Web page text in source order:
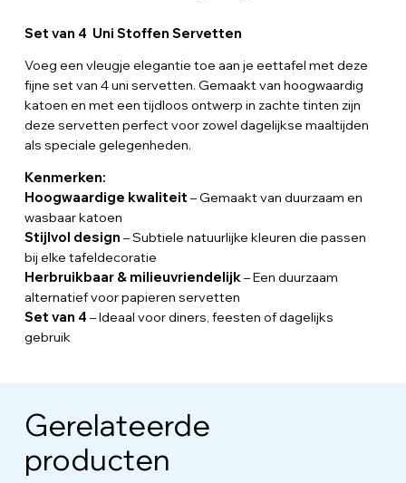
Set van 4 Uni Stoffen Servetten
Voeg een vleugje elegantie toe aan je eettafel met deze
fijne set van 4 uni servetten. Gemaakt van hoogwaardig
katoen en met een tijdloos ontwerp in zachte tinten zijn
deze servetten perfect voor zowel dagelijkse maaltijden
als speciale gelegenheden.
Kenmerken:
Hoogwaardige kwaliteit – Gemaakt van duurzaam en
wasbaar katoen
Stijlvol design – Subtiele natuurlijke kleuren die passen
bij elke tafeldecoratie
Herbruikbaar & milieuvriendelijk– Een duurzaam
alternatief voor papieren servetten
Set van 4 – Ideaal voor diners, feesten of dagelijks
gebruik
Gerelateerde
producten